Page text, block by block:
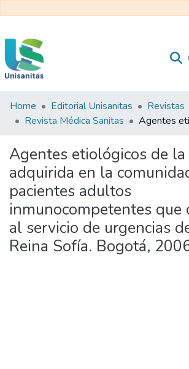
Inicio
Web
Home Editorial Unisanitas
Revistas
Revista Médica Sanitas
Agentes etiológicos de
adquirida en la
pacientes adultos
inmunocompetentes que
al servicio de urgencias
Reina Sofía. Bogotá,